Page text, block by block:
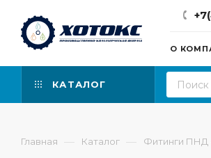
О
КАТАЛОГ
Главная — Каталог — Фитинги ПНД